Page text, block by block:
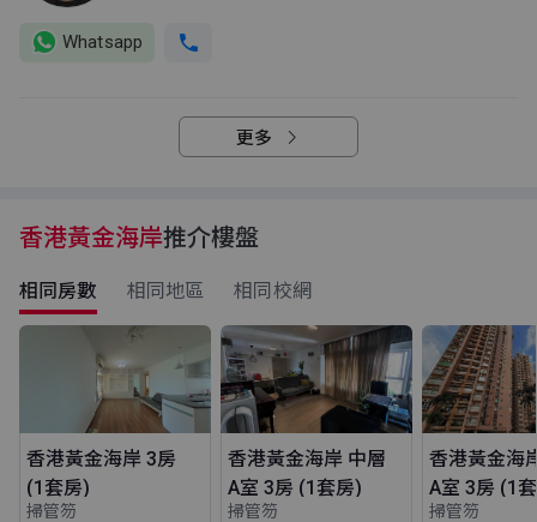
Whatsapp
更多
香港黃金海岸推介樓盤
相同房數 相同地區 相同校網
香港黃金海岸 3房
(1套房)
掃管笏
香港黃金海岸 中層
A室 3房 (1套房)
掃管笏
香港黃金海
A室 3房 (1
掃管笏